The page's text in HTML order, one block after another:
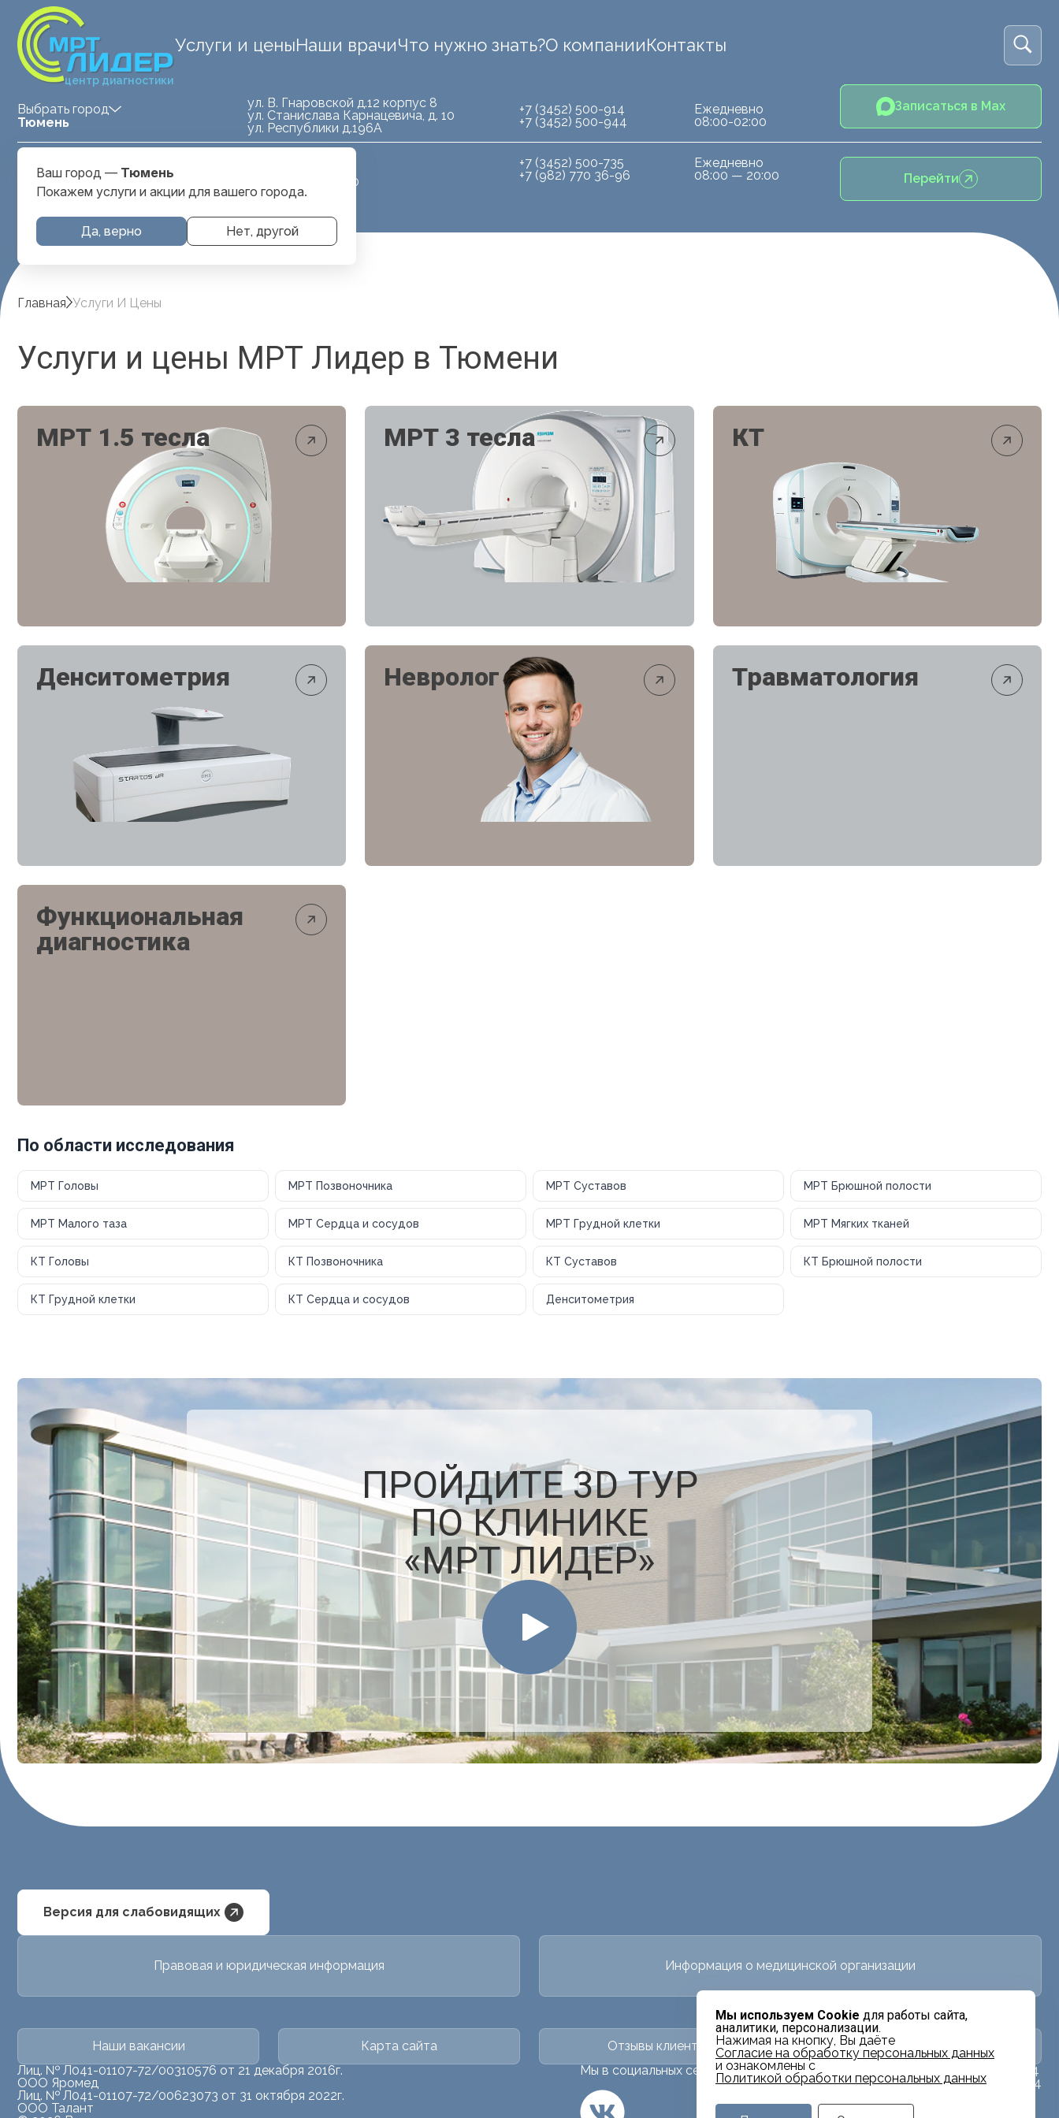
центр диагностики
Услуги и ценыНаши врачиЧто нужно знать?О компанииКонтакты
Выбрать город
Тюмень
Тюмень
ул. В. Гнаровской д.12 корпус 8
ул. Станислава Карнацевича, д. 10
ул. Республики д.196А
Карнацевича, д. 10
+7 (3452) 500-914
+7 (3452) 500-944
+7 (3452) 500-735
+7 (982) 770 36-96
Ежедневно
08:00-02:00
Ежедневно
08:00 — 20:00
Записаться в Max
Перейти
Ваш город — Тюмень
Покажем услуги и акции для вашего города.
Да, верно Нет, другой
Мы используем Cookie для работы сайта,
аналитики, персонализации.
Нажимая на кнопку, Вы даёте
Cогласие на обработку персональных данных
и ознакомлены с
Политикой обработки персональных данных
Главная Услуги И Цены
Услуги и цены МРТ Лидер в Тюмени
МРТ 1.5 тесла МРТ 3 тесла КТ
Денситометрия Невролог Травматология
Функциональная
диагностика
По области исследования
МРТ Головы МРТ Позвоночника МРТ Суставов МРТ Брюшной полости
МРТ Малого таза МРТ Сердца и сосудов МРТ Грудной клетки МРТ Мягких тканей
КТ Головы КТ Позвоночника КТ Суставов КТ Брюшной полости
КТ Грудной клетки КТ Сердца и сосудов Денситометрия
ПРОЙДИТЕ 3D ТУР
ПО КЛИНИКЕ
«МРТ ЛИДЕР»
Версия для слабовидящих
Правовая и юридическая информация
Наши вакансии Карта сайта
Информация о медицинской организации
Отзывы клиентов
Заявка на налоговый вычет
Лиц. № Л041-01107-72/00310576 от 21 декабря 2016г.
ООО Яромед
Лиц. № Л041-01107-72/00623073 от 31 октября 2022г.
ООО Талант
Мы в социальных сетях
+7 (3452) 500-914
+7 (3452) 500-944